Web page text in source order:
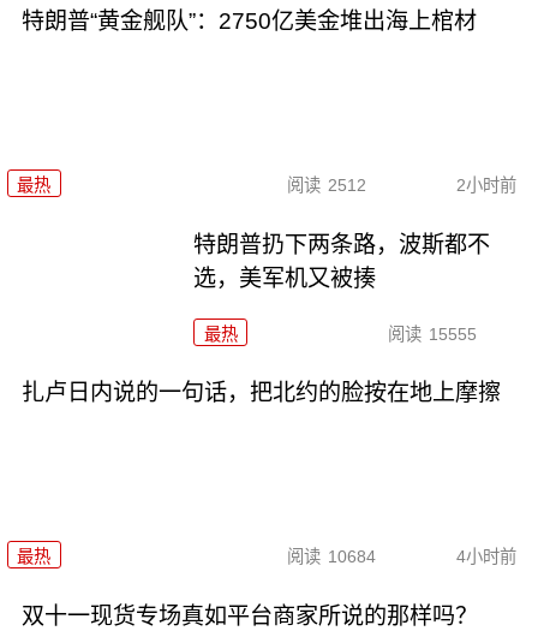
特朗普“黄金舰队”：2750亿美金堆出海上棺材
最热 阅读 2512 2小时前
特朗普扔下两条路，波斯都不
选，美军机又被揍
最热 阅读 15555
扎卢日内说的一句话，把北约的脸按在地上摩擦
最热 阅读 10684 4小时前
双十一现货专场真如平台商家所说的那样吗？